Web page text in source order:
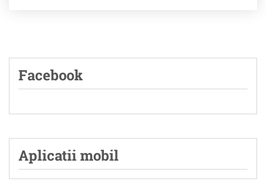
Facebook
Aplicatii mobil